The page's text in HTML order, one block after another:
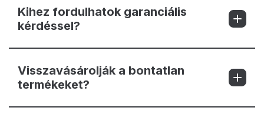
Kihez fordulhatok garanciális
kérdéssel?
Visszavásárolják a bontatlan
termékeket?